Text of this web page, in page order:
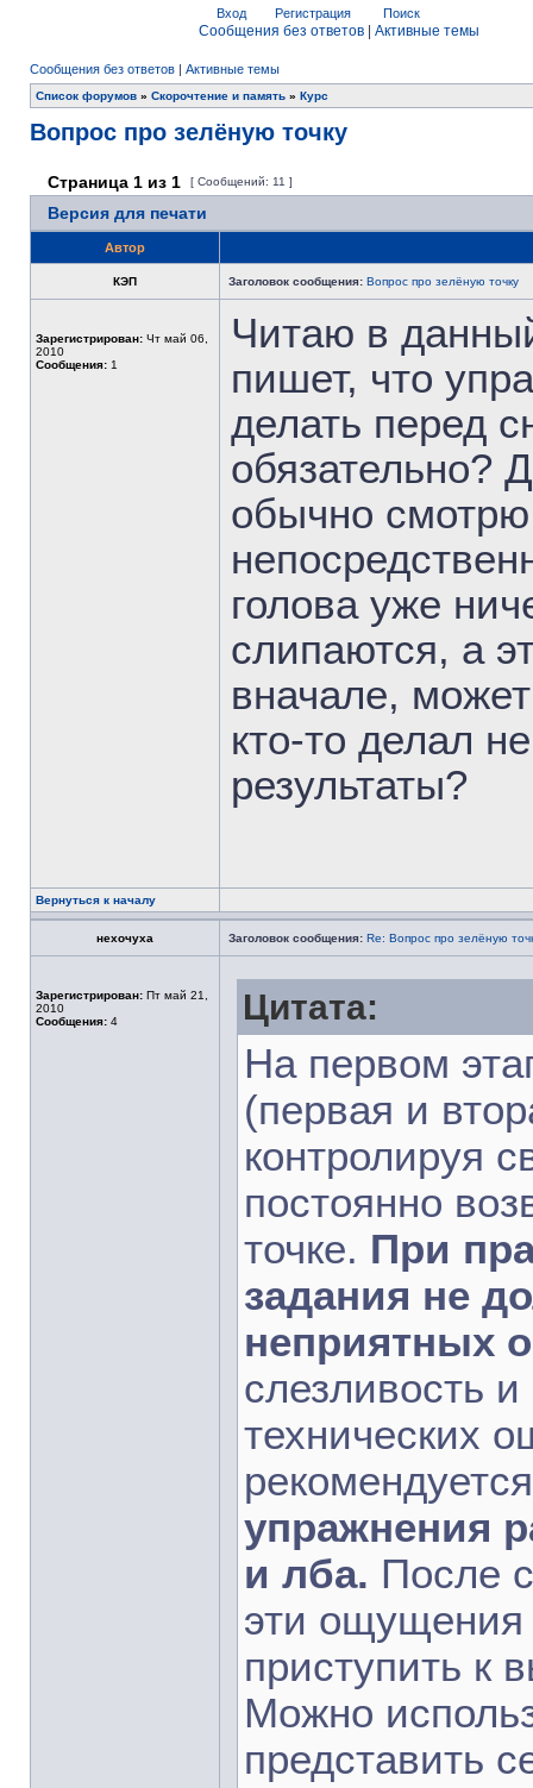
Вход Регистрация Поиск
Сообщения без ответов Активные темы
Сообщения без ответов | Активные темы
Список форумов » Скорочтение и память » Курс
Вопрос про зелёную точку
Страница 1 из 1 [ Сообщений: 11 ]
Версия для печати
Автор
КЭП Заголовок сообщения: Вопрос про зелёную точку
Зарегистрирован: Чт май 06,
2010
Сообщения: 1
Читаю в
пишет, что
делать перед
обязательно?
обычно
голова уже
слипаются, а
вначале,
кто-то делал
результаты?
Вернуться к началу
нехочуха Заголовок сообщения: Re: Вопрос про зелёную
Зарегистрирован: Пт май 21,
2010
Сообщения: 4 Цитата:
На первом
(первая и
контролируя
постоянно
точке. При
задания не
неприятных
слезливость
технических
упражнения
и лба. После
эти ощущения
приступить к
Можно
представить